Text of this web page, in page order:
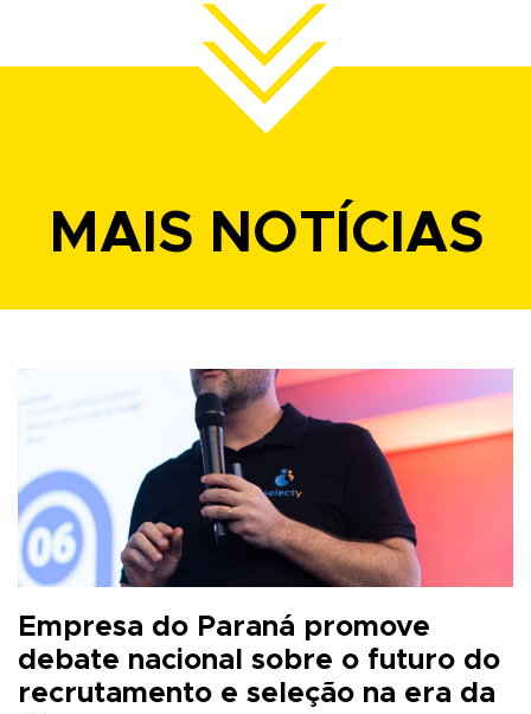
MAIS NOTÍCIAS
Empresa do Paraná promove
debate nacional sobre o futuro do
recrutamento e seleção na era da